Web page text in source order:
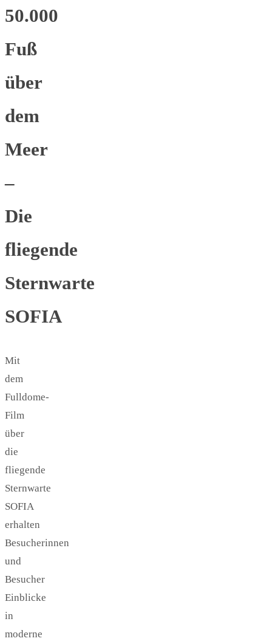
50.000
Fuß
über
dem
Meer
–
Die
fliegende
Sternwarte
SOFIA
Mit
dem
Fulldome-
Film
über
die
fliegende
Sternwarte
SOFIA
erhalten
Besucherinnen
und
Besucher
Einblicke
in
moderne